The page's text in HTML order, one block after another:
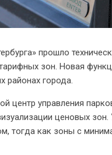
прошло
зон. Новая
районах города.
управления
ценовых
тогда как зоны с